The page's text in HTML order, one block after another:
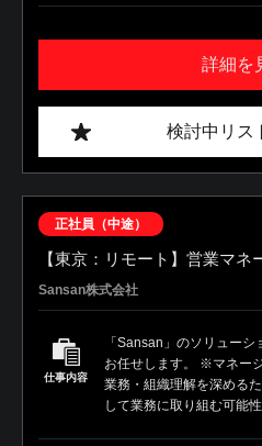
詳細を
検討中リス
正社員（中途）
【東京：リモート】営業マネ
Sansan株式会社
仕事内容
「Sansan」のソリュー
お任せします。 ※マネー
業務・組織理解を深める
して業務に取り組む可能